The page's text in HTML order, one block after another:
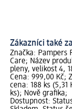
Zákazníci také
Značka: Pampers
Care; Název
pleny, velikost 4,
Cena: 999,00 Kč;
cena: 188 ks (5,31
ks); Nově grafika;
Dostupnost: